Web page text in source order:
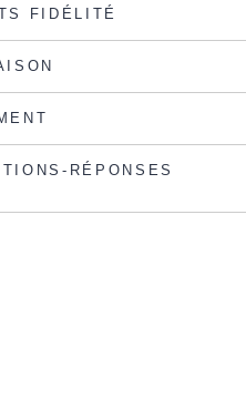
FIDÉLITÉ
RÉPONSES